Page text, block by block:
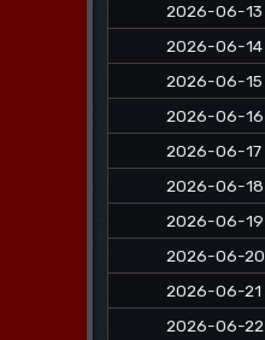
2026-06-13
2026-06-14
2026-06-15
2026-06-16
2026-06-17
2026-06-18
2026-06-19
2026-06-20
2026-06-21
2026-06-22